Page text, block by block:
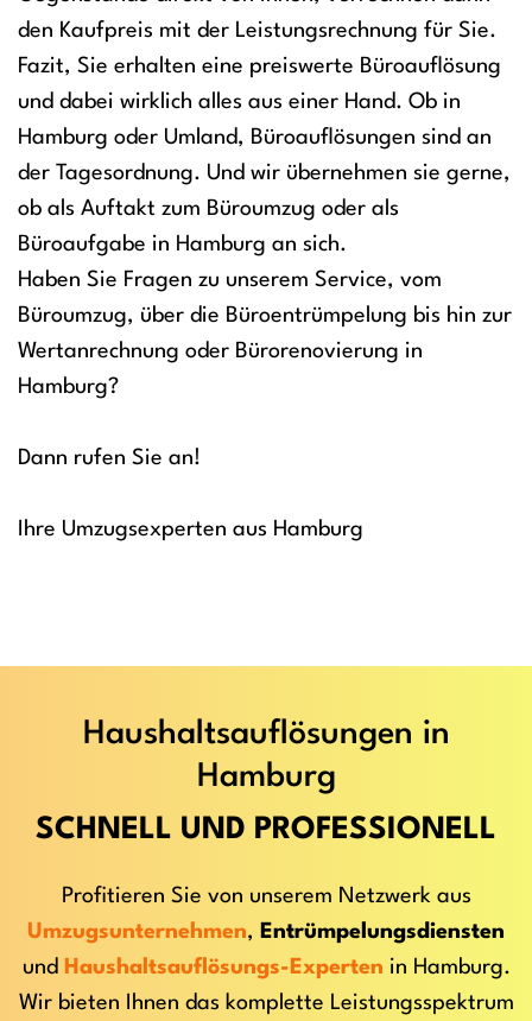
den Kaufpreis mit der Leistungsrechnung für Sie.
Fazit, Sie erhalten eine preiswerte Büroauflösung
und dabei wirklich alles aus einer Hand. Ob in
Hamburg oder Umland, Büroauflösungen sind an
der Tagesordnung. Und wir übernehmen sie gerne,
ob als Auftakt zum Büroumzug oder als
Büroaufgabe in Hamburg an sich.
Haben Sie Fragen zu unserem Service, vom
Büroumzug, über die Büroentrümpelung bis hin zur
Wertanrechnung oder Bürorenovierung in
Hamburg?
Dann rufen Sie an!
Ihre Umzugsexperten aus Hamburg
Haushaltsauflösungen in
Hamburg
SCHNELL UND PROFESSIONELL
Profitieren Sie von unserem Netzwerk aus
Umzugsunternehmen, Entrümpelungsdiensten
und
Haushaltsauflösungs-Experten in Hamburg.
Wir bieten Ihnen das komplette Leistungsspektrum